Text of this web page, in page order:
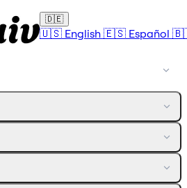
🇩🇪
🇺🇸 English 🇪🇸 Español